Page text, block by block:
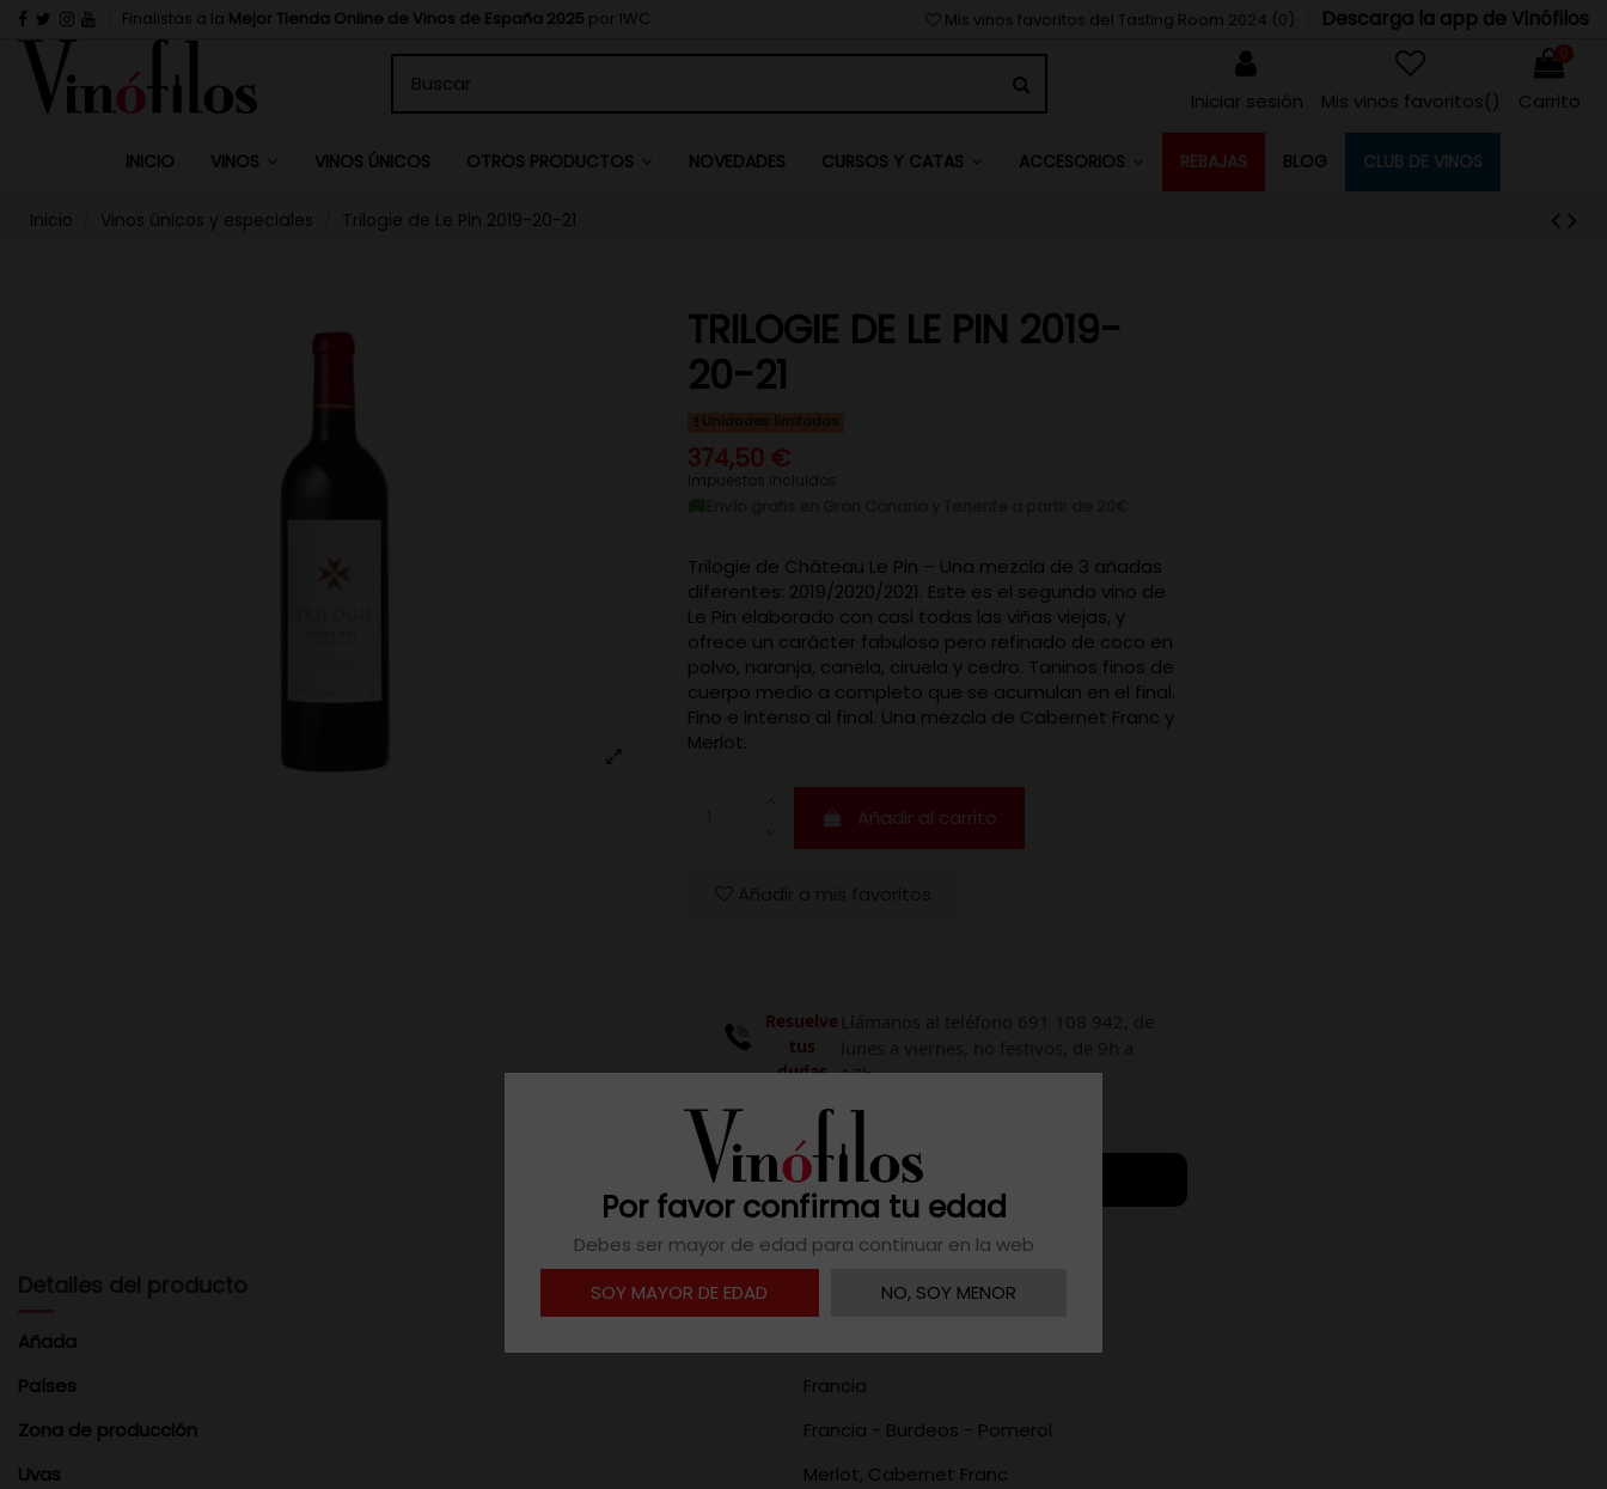
Por favor confirma tu edad
Debes ser mayor de edad para continuar en la web
SOY MAYOR DE EDAD
NO, SOY MENOR
Finalistas a la Mejor Tienda Online de Vinos de España 2025 por IWC Mis vinos favoritos del Tasting Room 2024 (0) Descarga la app de Vinófilos
Iniciar sesión Mis vinos favoritos() Carrito
INICIO VINOS VINOS ÚNICOS OTROS PRODUCTOS NOVEDADES CURSOS Y CATAS ACCESORIOS REBAJAS BLOG CLUB DE VINOS
Inicio Vinos únicos y especiales Trilogie de Le Pin 2019-20-21
TRILOGIE DE LE PIN 2019-
20-21
Unidades limitadas
374,50 €
Impuestos incluidos
Trilogie de Château Le Pin – Una mezcla de 3 añadas
diferentes: 2019/2020/2021. Este es el segundo vino de
Le Pin elaborado con casi todas las viñas viejas, y
ofrece un carácter fabuloso pero refinado de coco en
polvo, naranja, canela, ciruela y cedro. Taninos finos de
cuerpo medio a completo que se acumulan en el final.
Fino e intenso al final. Una mezcla de Cabernet Franc y
Merlot.
Añadir al carrito
Resuelve
tus
dudas
17h.
 Descargar ficha
Detalles del producto
Añada
Países
Francia
Zona de producción
Francia - Burdeos - Pomerol
Uvas
Merlot, Cabernet Franc